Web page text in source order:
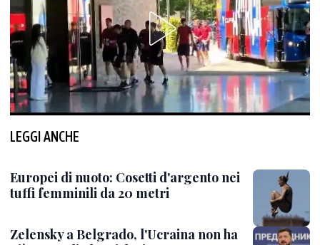
LEGGI ANCHE
Europei di nuoto: Cosetti d'argento nei
tuffi femminili da 20 metri
Zelensky a Belgrado, l'Ucraina non ha